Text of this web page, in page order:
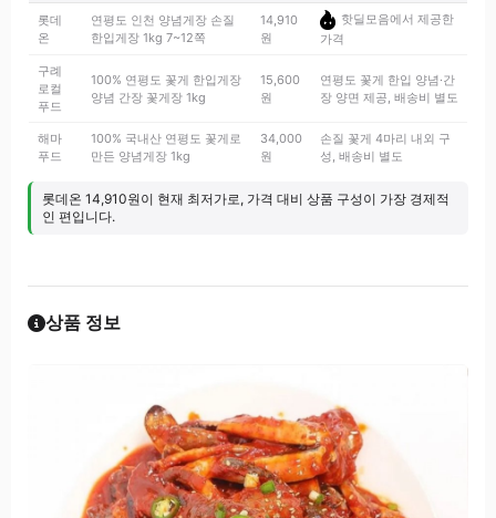
롯데
온
연평도 인천 양념게장 손질
한입게장 1kg 7~12쪽
14,910
원
핫딜모음에서 제공한
가격
구례
로컬
푸드
100% 연평도 꽃게 한입게장
양념 간장 꽃게장 1kg
15,600
원
연평도 꽃게 한입 양념·간
장 양면 제공, 배송비 별도
해마
푸드
100% 국내산 연평도 꽃게로
만든 양념게장 1kg
34,000
원
손질 꽃게 4마리 내외 구
성, 배송비 별도
롯데온 14,910원이 현재 최저가로, 가격 대비 상품 구성이 가장 경제적
인 편입니다.
상품 정보